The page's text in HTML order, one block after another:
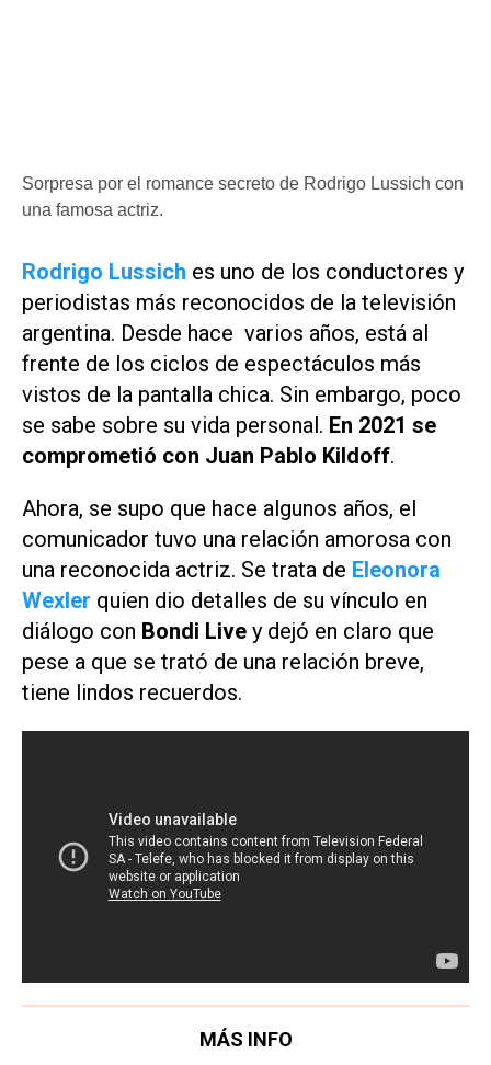
Sorpresa por el romance secreto de Rodrigo Lussich con
una famosa actriz.
Rodrigo Lussich es uno de los conductores y
periodistas más reconocidos de la televisión
argentina. Desde hace varios años, está al
frente de los ciclos de espectáculos más
vistos de la pantalla chica. Sin embargo, poco
se sabe sobre su vida personal. En 2021 se
comprometió con Juan Pablo Kildoff.
Ahora, se supo que hace algunos años, el
comunicador tuvo una relación amorosa con
una reconocida actriz. Se trata de Eleonora
Wexler quien dio detalles de su vínculo en
diálogo con Bondi Live y dejó en claro que
pese a que se trató de una relación breve,
tiene lindos recuerdos.
MÁS INFO